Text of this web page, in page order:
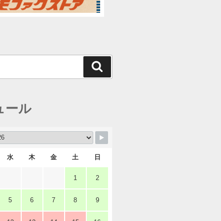
索
ール
水 木 金 土 日
1 2
5 6 7 8 9